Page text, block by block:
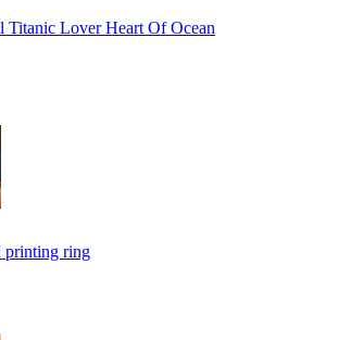
Titanic Lover Heart Of Ocean
printing ring